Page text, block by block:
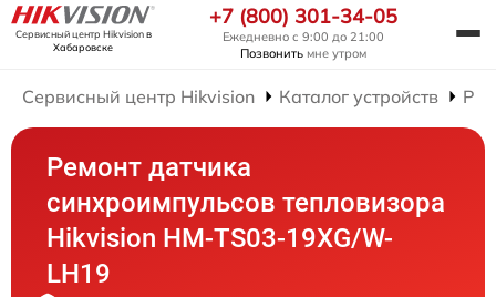
Сервисный центр Hikvisionв
Хабаровске
+7 (800) 301-34-05
Ежедневно с 9:00 до 21:00
Позвонить мне утром
Сервисный центр Hikvision Каталог устройств
Ремонт датчика
синхроимпульсов тепловизора
Hikvision HM-TS03-19XG/W-
LH19